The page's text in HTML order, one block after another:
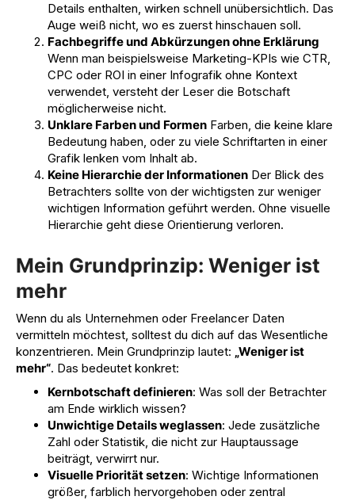
Details enthalten, wirken schnell unübersichtlich. Das
Auge weiß nicht, wo es zuerst hinschauen soll.
Fachbegriffe und Abkürzungen ohne Erklärung
Wenn man beispielsweise Marketing-KPIs wie CTR,
CPC oder ROI in einer Infografik ohne Kontext
verwendet, versteht der Leser die Botschaft
möglicherweise nicht.
Unklare Farben und Formen Farben, die keine klare
Bedeutung haben, oder zu viele Schriftarten in einer
Grafik lenken vom Inhalt ab.
Keine Hierarchie der Informationen Der Blick des
Betrachters sollte von der wichtigsten zur weniger
wichtigen Information geführt werden. Ohne visuelle
Hierarchie geht diese Orientierung verloren.
Mein Grundprinzip: Weniger ist
mehr
Wenn du als Unternehmen oder Freelancer Daten
vermitteln möchtest, solltest du dich auf das Wesentliche
konzentrieren. Mein Grundprinzip lautet: „Weniger ist
mehr“. Das bedeutet konkret:
Kernbotschaft definieren: Was soll der Betrachter
am Ende wirklich wissen?
Unwichtige Details weglassen: Jede zusätzliche
Zahl oder Statistik, die nicht zur Hauptaussage
beiträgt, verwirrt nur.
Visuelle Priorität setzen: Wichtige Informationen
größer, farblich hervorgehoben oder zentral